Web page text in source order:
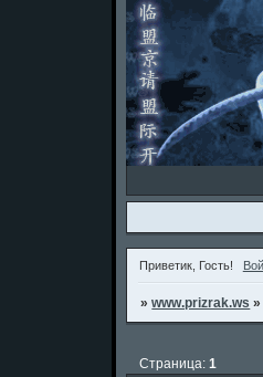
Приветик, Гость!
»www.prizrak.ws »
Страница:1